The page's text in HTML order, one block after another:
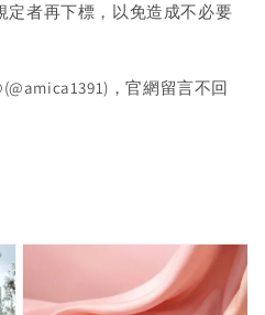
定者再下標，以免造成不必要
，官網留言不回